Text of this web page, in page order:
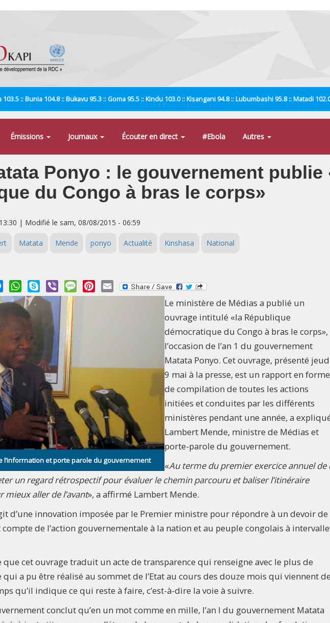
103.5 :: Bunia 104.8 :: Bukavu 95.3 :: Goma 95.5 :: Kindu 103.0 :: Kisangani 94.8 :: Lubumbashi 95.8 :: Matadi
Émissions Journaux Écouter en direct #Ebola Autres
Ponyo : le gouvernement publie
du Congo à bras le corps»
| Modifié le sam, 08/08/2015 - 06:59
Matata Mende ponyo Actualité Kinshasa National
MessengerWhatsApp
Skype Viber MessagePinterest
Email
l’information et porte parole du gouvernement
Le ministère de Médias a publié un
ouvrage intitulé «la République
démocratique du Congo à bras le corps»,
l’occasion de l’an 1 du gouvernement
Matata Ponyo. Cet ouvrage, présenté
9 mai à la presse, est un rapport en forme
de compilation de toutes les actions
initiées et conduites par les différents
ministères pendant une année, a
Lambert Mende, ministre de Médias et
porte-parole du gouvernement.
«Au terme du premier exercice annuel de
un regard rétrospectif pour évaluer le chemin parcouru et baliser l’itinéraire
aller de l’avant», a affirmé Lambert Mende.
d’une innovation imposée par le Premier ministre pour répondre à un devoir de
de l’action gouvernementale à la nation et au peuple congolais à
cet ouvrage traduit un acte de transparence qui renseigne avec le plus de
a pu être réalisé au sommet de l’Etat au cours des douze mois qui viennent de
qu’il indique ce qui reste à faire, c’est-à-dire la voie à suivre.
conclut qu’en un mot comme en mille, l’an I du gouvernement Matata